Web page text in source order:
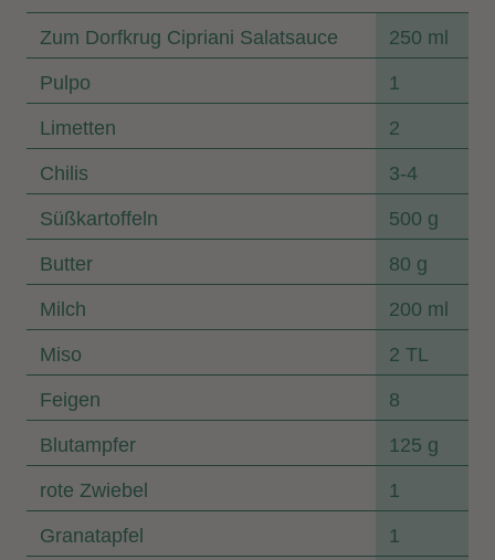
Zum Dorfkrug Cipriani Salatsauce 250 ml
Pulpo 1
Limetten 2
Chilis 3-4
Süßkartoffeln 500 g
Butter 80 g
Milch 200 ml
Miso 2 TL
Feigen 8
Blutampfer 125 g
rote Zwiebel 1
Granatapfel 1